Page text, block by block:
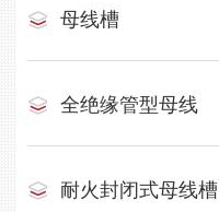
母线槽
全绝缘管型母线
耐火封闭式母线槽